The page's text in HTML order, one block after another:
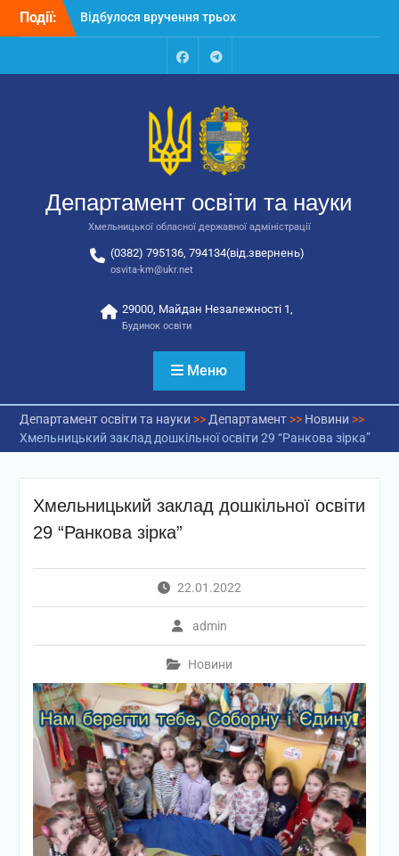
Перейти
Події:
закладів освіти
колегії Департаменту
Відбулась обласна
відповідальних за
національно-патріотичне
FacebookTalegram
Департамент освіти та науки
Хмельницької обласної державної адміністрації
(0382) 795136, 794134(від.звернень)
osvita-km@ukr.net
29000, Майдан Незалежності 1,
Будинок освіти
Меню
Департамент освіти та науки >> Департамент>> Новини >>
Хмельницький заклад дошкільної освіти 29 “Ранкова зірка”
Хмельницький заклад дошкільної освіти
29 “Ранкова зірка”
22.01.2022
admin
Новини